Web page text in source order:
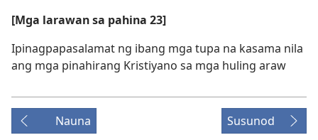
[Mga larawan sa pahina 23]
Ipinagpapasalamat ng ibang mga tupa na kasama nila
ang mga pinahirang Kristiyano sa mga huling araw
Nauna Susunod